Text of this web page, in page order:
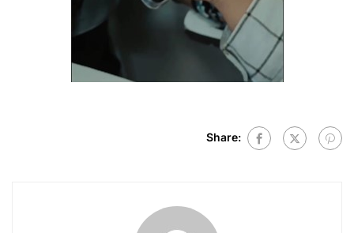
Share: